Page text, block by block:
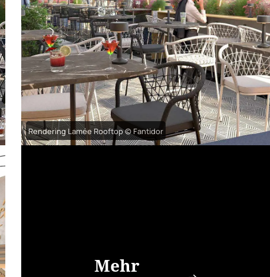
Rendering Lamée Rooftop © Fantidor
Mehr